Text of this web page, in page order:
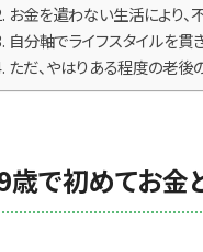
お金を遣わない生活により、
自分軸でライフスタイルを貫
ただ、やはりある程度の老
歳で初めてお金